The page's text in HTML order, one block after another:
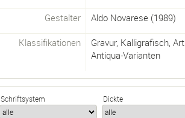
Gestalter Aldo Novarese(1989)
Klassifikationen Gravur, Kalligrafisch,
Antiqua-Varianten
Schriftsystem Dickte